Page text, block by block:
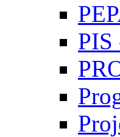
PIS